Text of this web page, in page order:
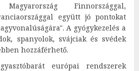
Finnországgal,
együtt jó pontokat
A gyógykezelés a
spanyolok, svájciak és svédek
hozzáférhető.
európai rendszerek